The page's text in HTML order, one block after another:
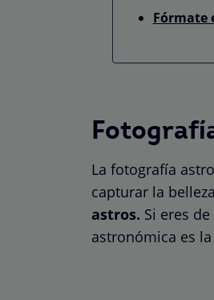
Fórmate
La fotografía
capturar la
astros. Si eres
astronómica es